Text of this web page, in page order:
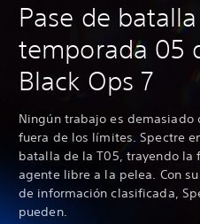
Pase de
temporada 05
Black Ops 7
Ningún trabajo es
fuera de los límites. Spectre
batalla de la T05, trayendo la
agente libre a la pelea. Con
de información clasificada,
pueden.